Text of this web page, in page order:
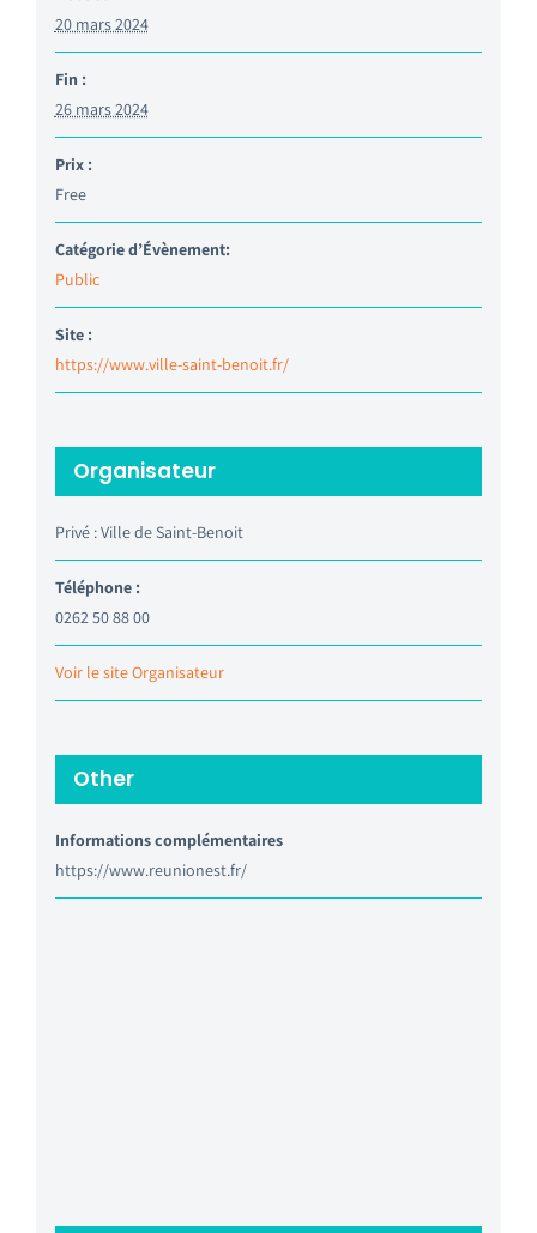
20 mars 2024
Fin :
26 mars 2024
Prix :
Free
Catégorie d’Évènement:
Public
Site :
https://www.ville-saint-benoit.fr/
Organisateur
Privé : Ville de Saint-Benoit
Téléphone :
0262 50 88 00
Voir le site Organisateur
Other
Informations complémentaires
https://www.reunionest.fr/